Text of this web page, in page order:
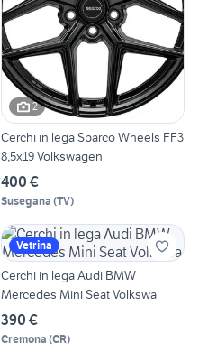
2
Cerchi in lega Sparco Wheels FF3
8,5x19 Volkswagen
400 €
Susegana (TV)
Vetrina
Cerchi in lega Audi BMW
Mercedes Mini Seat Volkswa
390 €
Cremona (CR)